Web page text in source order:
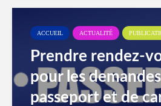
ACCUEIL ACTUALITÉ
Prendre rendez-
pour les
passeport et de